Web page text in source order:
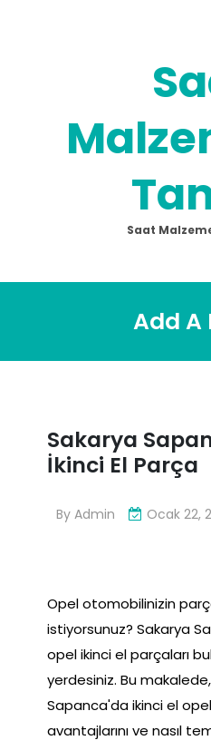
Saat
Add A
Sakarya
İkinci El Parça
By Admin Ocak 22,
Opel otomobilinizin
istiyorsunuz? Sakarya
opel ikinci el parçaları
yerdesiniz. Bu
Sapanca'da ikinci el opel
avantajlarını ve nasıl